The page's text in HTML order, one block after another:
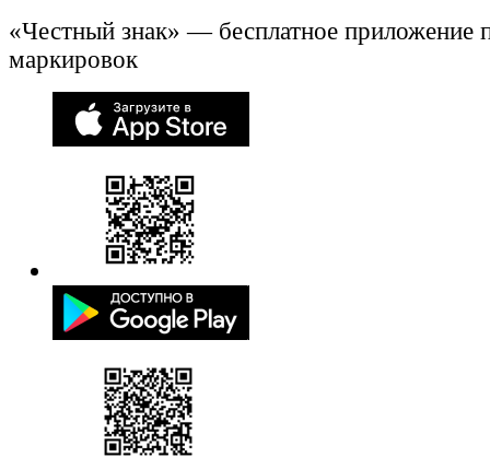
«Честный знак» — бесплатное приложение
маркировок